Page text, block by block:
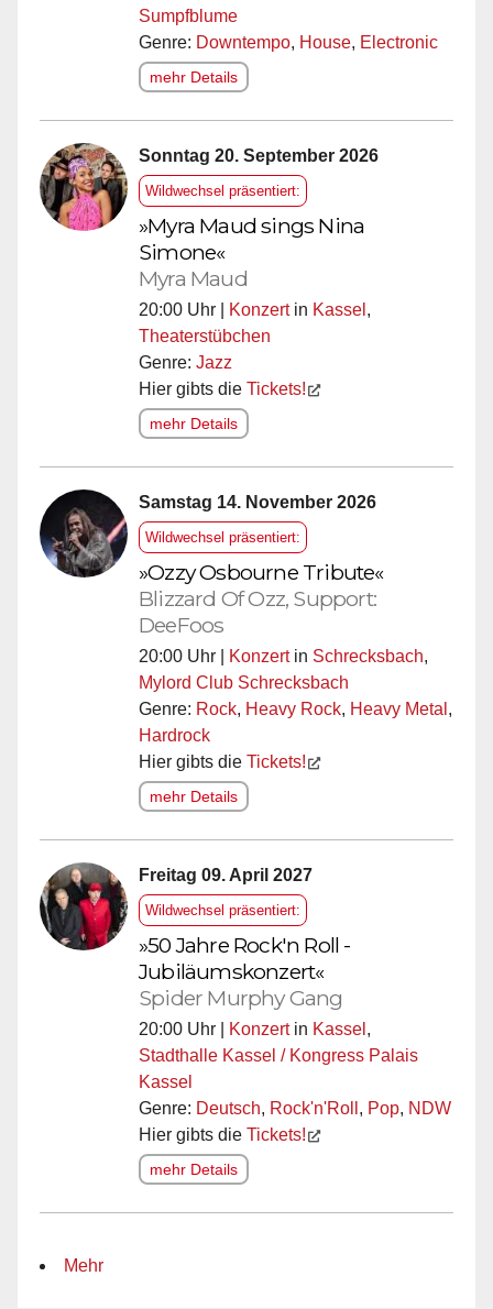
Sumpfblume
Genre: Downtempo, House, Electronic
mehr Details
Sonntag 20. September 2026
Wildwechsel präsentiert:
»Myra Maud sings Nina
Simone«
Myra Maud
20:00 Uhr | Konzertin Kassel ,
Theaterstübchen
Genre: Jazz
Hier gibts die Tickets!
mehr Details
Samstag 14. November 2026
Wildwechsel präsentiert:
»Ozzy Osbourne Tribute«
Blizzard Of Ozz, Support:
DeeFoos
20:00 Uhr | Konzertin Schrecksbach,
Mylord Club Schrecksbach
Genre: Rock, Heavy Rock, Heavy Metal ,
Hardrock
Hier gibts die Tickets!
mehr Details
Freitag 09. April 2027
Wildwechsel präsentiert:
»50 Jahre Rock'n Roll -
Jubiläumskonzert«
Spider Murphy Gang
20:00 Uhr | Konzertin Kassel ,
Stadthalle Kassel / Kongress Palais
Kassel
Genre: Deutsch, Rock'n'Roll , Pop, NDW
Hier gibts die Tickets!
mehr Details
Mehr